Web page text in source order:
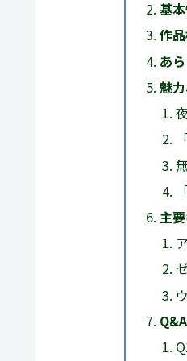
基
作
あ
魅
主
Q&A